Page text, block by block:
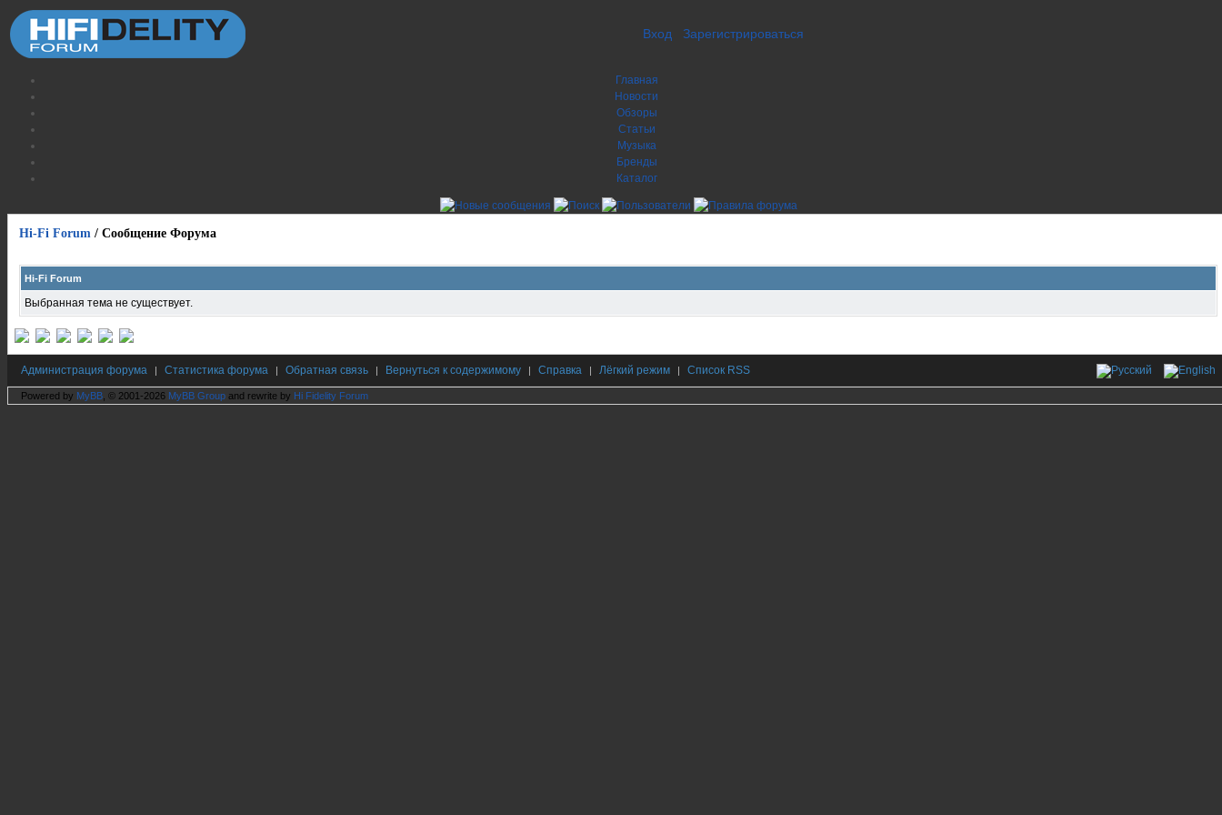
Вход Зарегистрироваться
Главная
Новости
Обзоры
Статьи
Музыка
Бренды
Каталог
Hi-Fi Forum / Сообщение Форума
Hi-Fi Forum
Выбранная тема не существует.
Администрация форума | Статистика форума | Обратная связь | Вернуться к содержимому | Справка | Лёгкий режим | Список RSS
Powered by MyBB , © 2001-2026 MyBB Group and rewrite by Hi Fidelity Forum